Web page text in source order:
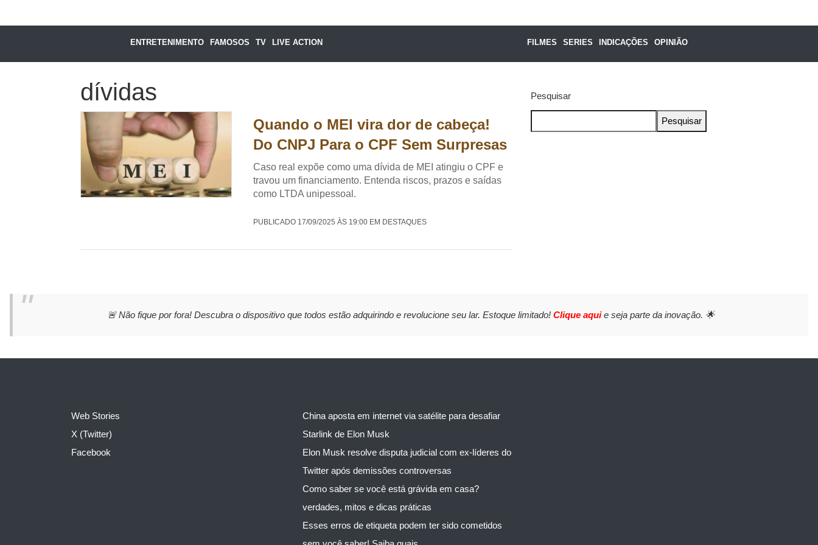
ENTRETENIMENTO FAMOSOS TV LIVE ACTION FILMES SERIES INDICAÇÕES OPINIÃO
dívidas
Quando o MEI vira dor de cabeça!
Do CNPJ Para o CPF Sem Surpresas
Caso real expõe como uma dívida de MEI atingiu o CPF e
travou um financiamento. Entenda riscos, prazos e saídas
como LTDA unipessoal.
PUBLICADO 17/09/2025 ÀS 19:00 EM DESTAQUES
Pesquisar
Pesquisar
🚨 Não fique por fora! Descubra o dispositivo que todos estão adquirindo e revolucione seu lar. Estoque limitado! Clique aquie seja parte da inovação. 🌟
Web Stories
X (Twitter)
Facebook
China aposta em internet via satélite para desafiar
Starlink de Elon Musk
Elon Musk resolve disputa judicial com ex-líderes do
Twitter após demissões controversas
Como saber se você está grávida em casa?
verdades, mitos e dicas práticas
Esses erros de etiqueta podem ter sido cometidos